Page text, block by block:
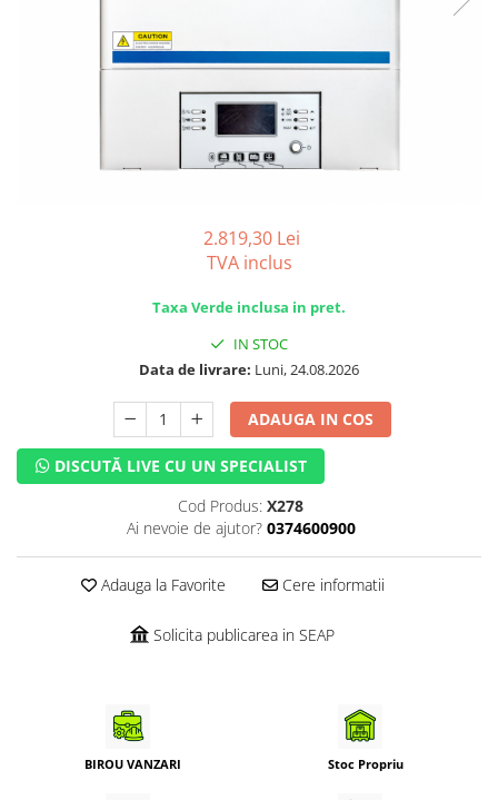
2.819,30 Lei
TVA inclus
Taxa Verde inclusa in pret.
IN STOC
Data de livrare: Luni, 24.08.2026
ADAUGA IN COS
DISCUTĂ LIVE CU UN SPECIALIST
Cod Produs: X278
Ai nevoie de ajutor? 0374600900
Adauga la Favorite Cere informatii
Solicita publicarea in SEAP
BIROU VANZARI Stoc Propriu